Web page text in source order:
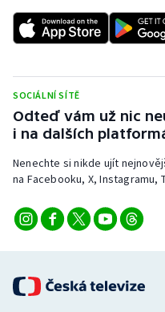
Rychlobruslení
Rychlostní kanoistika
Short track
Sportovní střelba
Triatlon
SOCIÁLNÍ SÍTĚ
Odteď vám už nic
i na dalších
Nenechte si nikde ujít
na Facebooku, X, Instagramu,